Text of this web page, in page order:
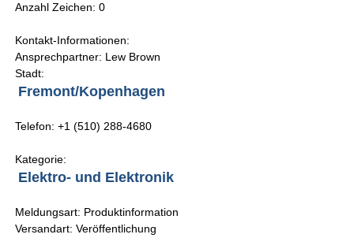
Anzahl Zeichen: 0
Kontakt-Informationen:
Ansprechpartner: Lew Brown
Stadt:
Fremont/Kopenhagen
Telefon: +1 (510) 288-4680
Kategorie:
Elektro- und Elektronik
Meldungsart: Produktinformation
Versandart: Veröffentlichung